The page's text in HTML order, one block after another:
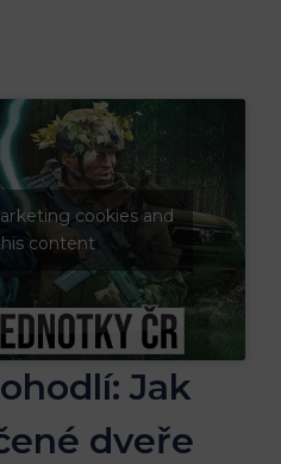
cookies and
content
⁣Jak
dveře